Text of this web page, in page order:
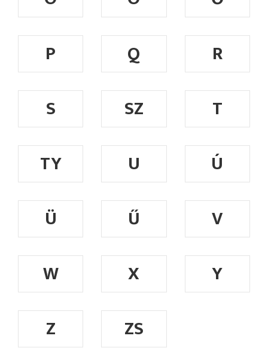
P
Q
R
S
SZ
T
TY
U
Ú
Ü
Ű
V
W
X
Y
Z
ZS